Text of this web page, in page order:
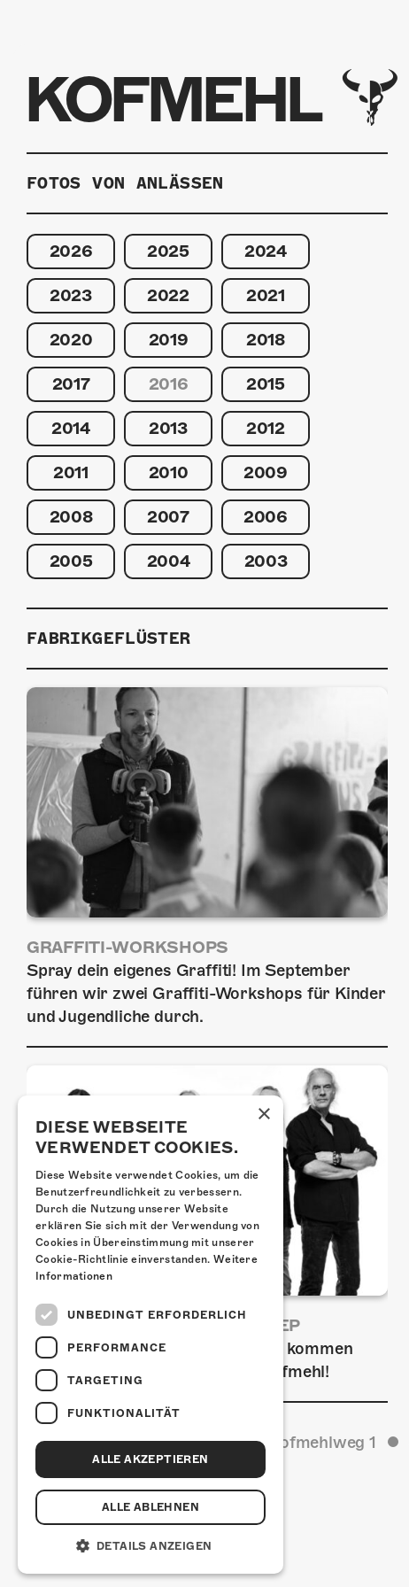
KOFMEHL
FOTOS VON ANLÄSSEN
2026 2025 2024
2023 2022 2021
2020 2019 2018
2017 2016 2015
2014 2013 2012
2011 2010 2009
2008 2007 2006
2005 2004 2003
FABRIKGEFLÜSTER
GRAFFITI-WORKSHOPS
Spray dein eigenes Graffiti! Im September
führen wir zwei Graffiti-Workshops für Kinder
und Jugendliche durch.
FRISCH BESTÄTIGT: URIAH HEEP
Am Sonntag, 15. November 2026 kommen
Uriah Heep in die Kulturfabrik Kofmehl!
Kulturfabrik Kofmehl Kofmehlweg 1
×
DIESE WEBSEITE
VERWENDET COOKIES.
Diese Website verwendet Cookies, um die
Benutzerfreundlichkeit zu verbessern.
Durch die Nutzung unserer Website
erklären Sie sich mit der Verwendung von
Cookies in Übereinstimmung mit unserer
Cookie-Richtlinie einverstanden. Weitere
Informationen
UNBEDINGT ERFORDERLICH
PERFORMANCE
TARGETING
FUNKTIONALITÄT
ALLE AKZEPTIEREN
ALLE ABLEHNEN
DETAILS ANZEIGEN